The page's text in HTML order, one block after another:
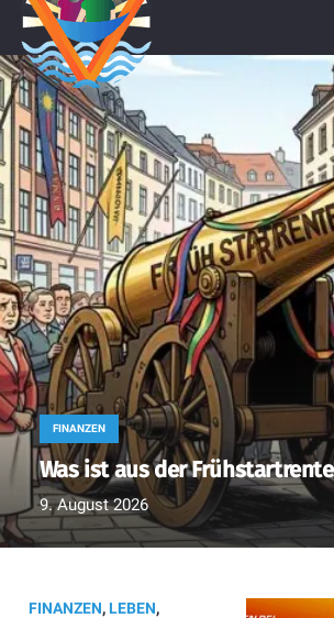
FINANZEN
Was ist aus der
9. August 2026
FINANZEN,LEBEN,